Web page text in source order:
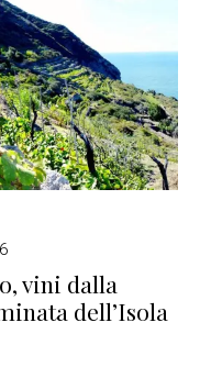
vini dalla
dell’Isola